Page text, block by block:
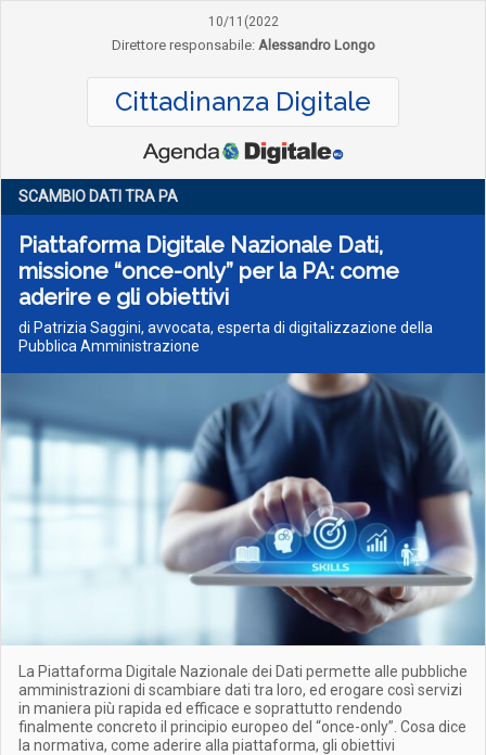
10/11(2022
Direttore responsabile: Alessandro Longo
Cittadinanza Digitale
SCAMBIO DATI TRA PA
Piattaforma Digitale Nazionale Dati,
missione “once-only” per la PA: come
aderire e gli obiettivi
di Patrizia Saggini, avvocata, esperta di digitalizzazione della
Pubblica Amministrazione
La Piattaforma Digitale Nazionale dei Dati permette alle pubbliche
amministrazioni di scambiare dati tra loro, ed erogare così servizi
in maniera più rapida ed efficace e soprattutto rendendo
finalmente concreto il principio europeo del “once-only”. Cosa dice
la normativa, come aderire alla piattaforma, gli obiettivi